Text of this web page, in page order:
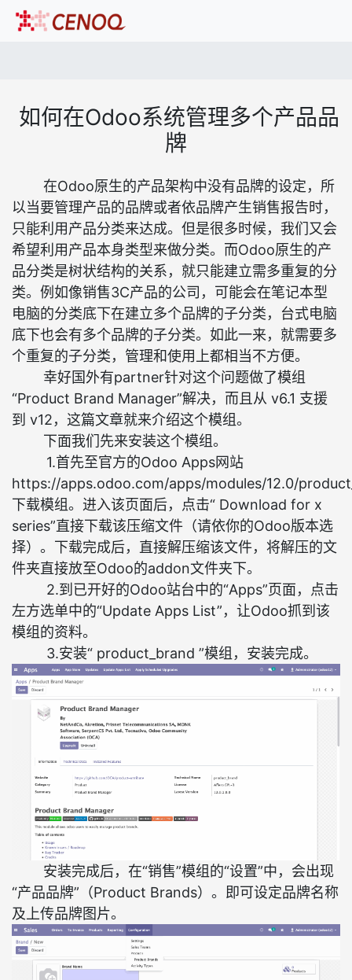
如何在Odoo系统管理多个产品品
牌
在Odoo原生的产品架构中没有品牌的设定，所
以当要管理产品的品牌或者依品牌产生销售报告时，
只能利用产品分类来达成。但是很多时候，我们又会
希望利用产品本身类型来做分类。而Odoo原生的产
品分类是树状结构的关系，就只能建立需多重复的分
类。例如像销售3C产品的公司，可能会在笔记本型
电脑的分类底下在建立多个品牌的子分类，台式电脑
底下也会有多个品牌的子分类。如此一来，就需要多
个重复的子分类，管理和使用上都相当不方便。
幸好国外有partner针对这个问题做了模组
“Product Brand Manager”解决，而且从 v6.1 支援
到 v12，这篇文章就来介绍这个模组。
下面我们先来安装这个模组。
1.首先至官方的Odoo Apps网站
https://apps.odoo.com/apps/modules/12.0/
下载模组。进入该页面后，点击“ Download for x
series”直接下载该压缩文件（请依你的Odoo版本选
择）。下载完成后，直接解压缩该文件，将解压的文
件夹直接放至Odoo的addon文件夹下。
2.到已开好的Odoo站台中的“Apps”页面，点击
左方选单中的“Update Apps List”，让Odoo抓到该
模组的资料。
3.安装“ product_brand ”模组，安装完成。
安装完成后，在“销售”模组的“设置”中，会出现
“产品品牌”（Product Brands）。即可设定品牌名称
及上传品牌图片。